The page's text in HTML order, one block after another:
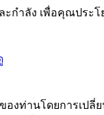
ำลัง เพื่อคุณประโ
งท่านโดยการเป